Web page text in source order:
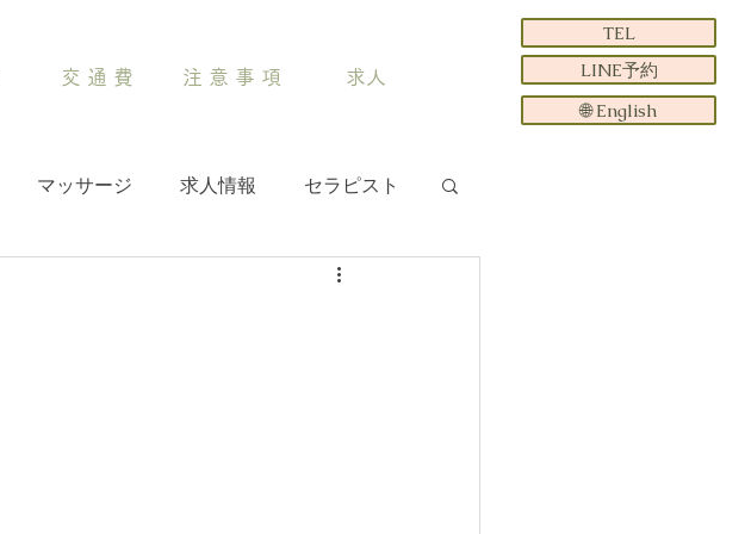
TEL
LINE予約
交 通 費 注 意 事 項 求人
🌐 English
マッサージ 求人情報 セラピスト